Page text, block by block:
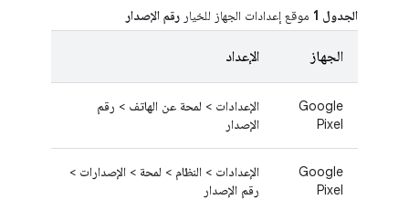
الجدول 1 موقع إعدادات الجهاز للخيار رقم الإصدار
الجهاز الإعداد
Google
Pixel
الإعدادات > لمحة عن الهاتف > رقم
الإصدار
Google
Pixel
الإعدادات > النظام > لمحة > الإصدارات >
رقم الإصدار